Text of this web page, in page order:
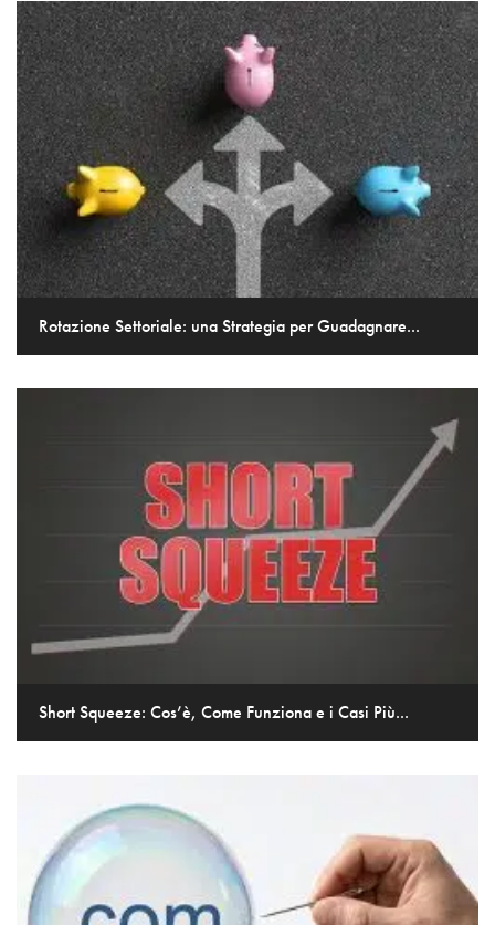
Rotazione Settoriale: una Strategia per Guadagnare...
Short Squeeze: Cos’è, Come Funziona e i Casi Più...